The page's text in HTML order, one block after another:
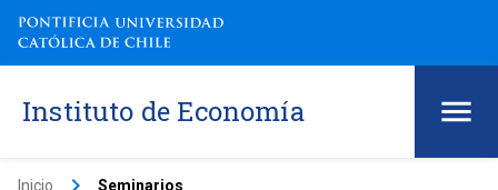
Instituto de Economía
Inicio Seminarios